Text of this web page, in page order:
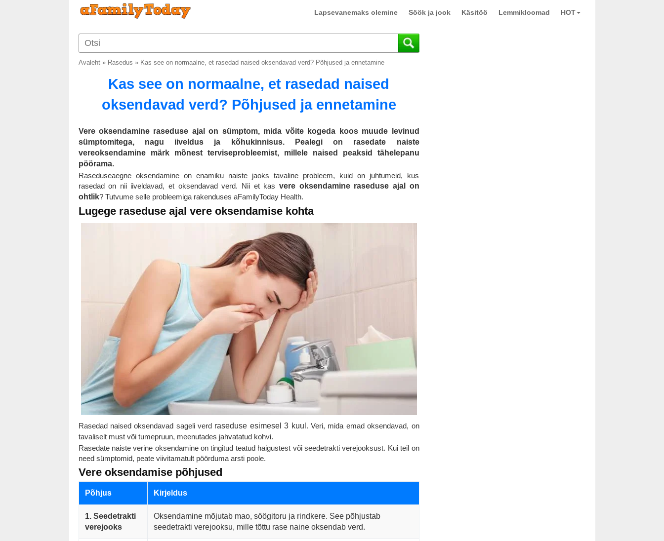
Lapsevanemaks olemine Söök ja jook Käsitöö Lemmikloomad HOT
Avaleht» Rasedus » Kas see on normaalne, et rasedad naised oksendavad verd? Põhjused ja ennetamine
Kas see on normaalne, et rasedad naised
oksendavad verd? Põhjused ja ennetamine
Vere oksendamine raseduse ajal on sümptom, mida võite kogeda koos muude levinud
sümptomitega, nagu iiveldus ja kõhukinnisus. Pealegi on rasedate naiste
vereoksendamine märk mõnest terviseprobleemist, millele naised peaksid tähelepanu
pöörama.
Raseduseaegne oksendamine on enamiku naiste jaoks tavaline probleem, kuid on juhtumeid, kus
rasedad on nii iiveldavad, et oksendavad verd. Nii et kas vere oksendamine raseduse ajal on
ohtlik? Tutvume selle probleemiga rakenduses aFamilyToday Health.
Lugege raseduse ajal vere oksendamise kohta
Rasedad naised oksendavad sageli verd raseduse esimesel 3 kuul . Veri, mida emad oksendavad, on
tavaliselt must või tumepruun, meenutades jahvatatud kohvi.
Rasedate naiste verine oksendamine on tingitud teatud haigustest või seedetrakti verejooksust. Kui teil on
need sümptomid, peate viivitamatult pöörduma arsti poole.
Vere oksendamise põhjused
Põhjus Kirjeldus
1. Seedetrakti
verejooks
Oksendamine mõjutab mao, söögitoru ja rindkere. See põhjustab
seedetrakti verejooksu, mille tõttu rase naine oksendab verd.